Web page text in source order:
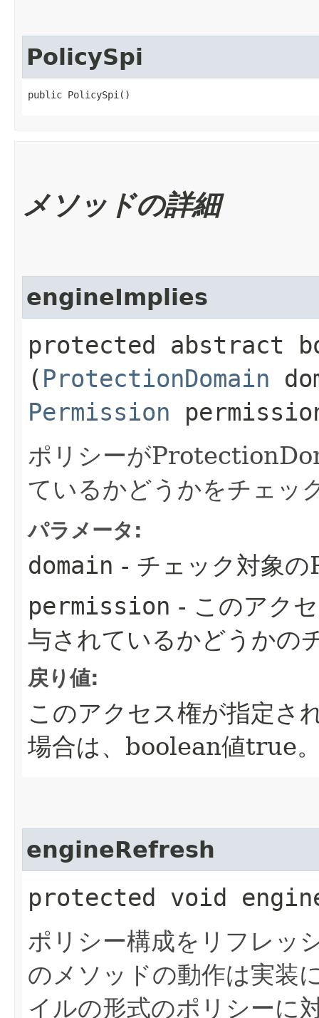
PolicySpi
public PolicySpi()
メソッドの詳細
engineImplies
protected abstract
( ProtectionDomain
Permission
ポリシーが
ているかどうかをチェッ
パラメータ:
domain - チェック対象
permission - このアク
与されているかどうかの
戻り値:
このアクセス権が指定さ
場合は、boolean値true
engineRefresh
protected void
ポリシー構成をリフレッ
のメソッドの動作は実装
イルの形式のポリシーに